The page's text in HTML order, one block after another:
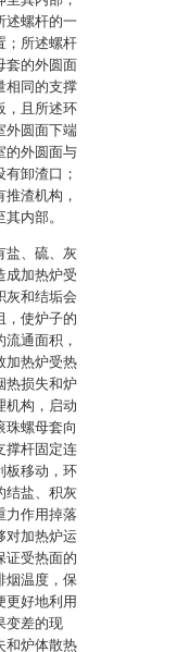
述螺杆的一
；所述螺杆
套的外圆面
相同的支撑
，且所述环
外圆面下端
的外圆面与
卸渣口；
渣机构，
内部。
盐、硫、灰
成加热炉受
灰和结垢会
，使炉子的
通面积，
加热炉受热
热损失和炉
机构，启动
珠螺母套向
撑杆固定连
板移动，环
结盐、积灰
力作用掉落
对加热炉运
证受热面的
烟温度，保
更好地利用
变差的现
和炉体散热